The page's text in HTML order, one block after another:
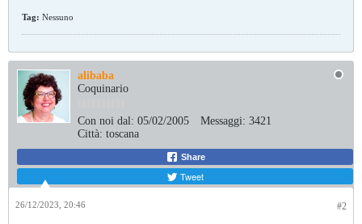
Tag: Nessuno
alibaba
Coquinario
Con noi dal: 05/02/2005 Messaggi: 3421
Città: toscana
Share
Tweet
#2
26/12/2023, 20:46